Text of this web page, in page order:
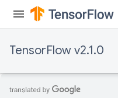
TensorFlow v2.1.0